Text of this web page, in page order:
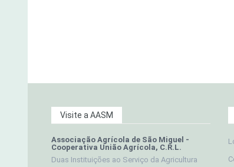
Visite a AASM
Associação Agrícola de São Miguel -
Cooperativa União Agrícola, C.R.L.
Duas Instituições ao Serviço da Agricultura